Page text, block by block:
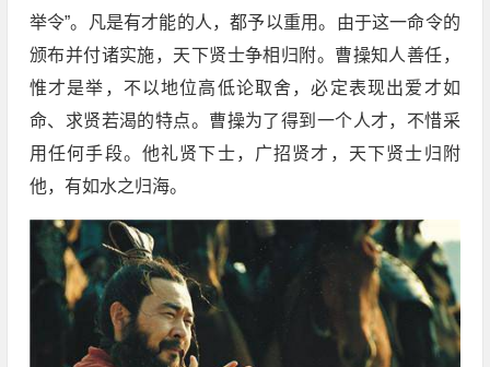
举令”。凡是有才能的人，都予以重用。由于这一命令的
颁布并付诸实施，天下贤士争相归附。曹操知人善任，
惟才是举，不以地位高低论取舍，必定表现出爱才如
命、求贤若渴的特点。曹操为了得到一个人才，不惜采
用任何手段。他礼贤下士，广招贤才，天下贤士归附
他，有如水之归海。